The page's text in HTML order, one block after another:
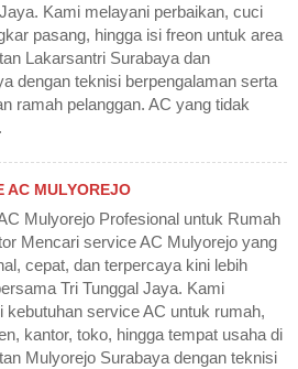
Kami melayani perbaikan, cuci
pasang, hingga isi freon untuk area
Lakarsantri Surabaya dan
dengan teknisi berpengalaman serta
ramah pelanggan. AC yang tidak
AC MULYOREJO
Mulyorejo Profesional untuk Rumah
Mencari service AC Mulyorejo yang
cepat, dan terpercaya kini lebih
Tri Tunggal Jaya. Kami
kebutuhan service AC untuk rumah,
kantor, toko, hingga tempat usaha di
Mulyorejo Surabaya dengan teknisi